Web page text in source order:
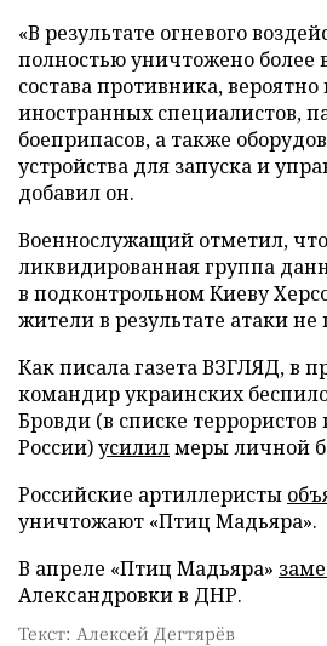
«В результате огневого
полностью уничтожено более
состава противника, вероятно
иностранных специалистов,
боеприпасов, а также
устройства для запуска и
добавил он.
Военнослужащий отметил,
ликвидированная группа
в подконтрольном Киеву
жители в результате атаки не
Как писала газета ВЗГЛЯД, в
командир украинских
Бровди (в списке террористов
России)усилилмеры личной
Российские артиллеристы
уничтожают «Птиц Мадьяра».
В апреле «Птиц Мадьяра»
Александровки в ДНР.
Текст: Алексей Дегтярёв